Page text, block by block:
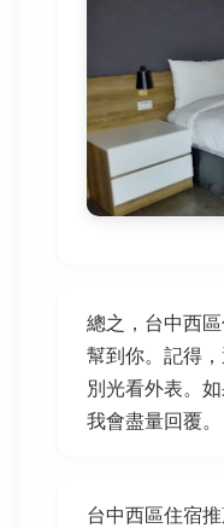
總之，台中西
幫到你。記得
別光看外表。
我會盡量回覆。
台中西區住宿